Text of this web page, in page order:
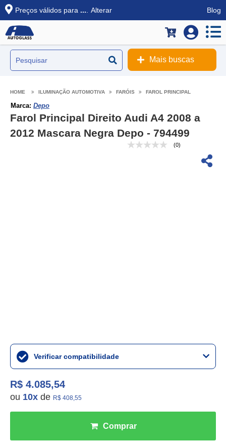
Preços válidos para ... Alterar Blog
Mais buscas
ILUMINAÇÃO AUTOMOTIVA FARÓIS FAROL PRINCIPAL
Marca: Depo
Farol Principal Direito Audi A4 2008 a
2012 Mascara Negra Depo - 794499
(0)
Verificar compatibilidade
R$ 4.085,54
ou 10x de R$ 408,55